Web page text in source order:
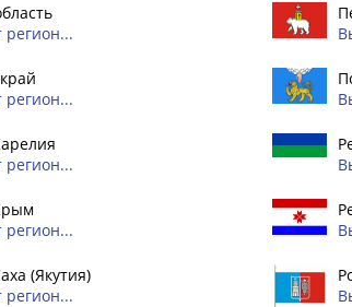
регион...
регион...
регион...
регион...
(Якутия)
регион...